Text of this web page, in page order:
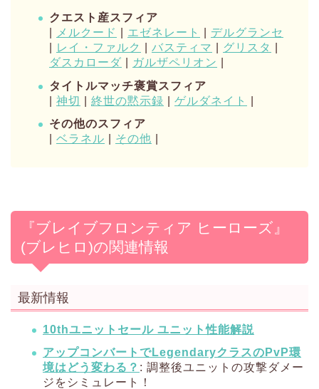
クエスト産スフィア
メルクード エゼネレート
デルグランセ
レイ・ファルク バスティマ グリスタ
ダスカローダ
ガルザペリオン
タイトルマッチ褒賞スフィア
神切 終世の黙示録 ゲルダネイト
その他のスフィア
ベラネル その他
『ブレイブフロンティア ヒーローズ』
(ブレヒロ)の関連情報
最新情報
10thユニットセール ユニット性能解説
アップコンバートでLegendaryクラスのPvP環
境はどう変わる？ : 調整後ユニットの攻撃ダメー
ジをシミュレート！